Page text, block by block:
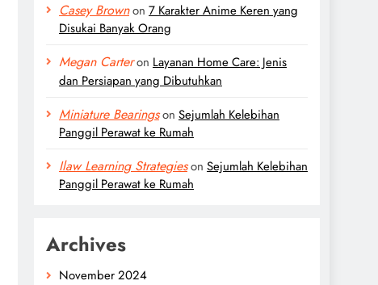
Casey Brownon 7 Karakter Anime Keren yang
Disukai Banyak Orang
Megan Carteron Layanan Home Care: Jenis
dan Persiapan yang Dibutuhkan
Miniature Bearingson Sejumlah Kelebihan
Panggil Perawat ke Rumah
Ilaw Learning Strategieson Sejumlah Kelebihan
Panggil Perawat ke Rumah
Archives
November 2024